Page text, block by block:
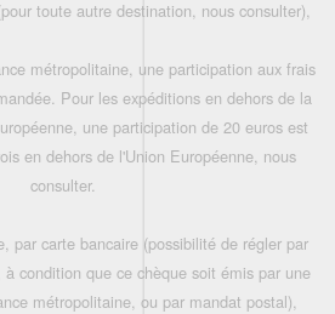
toute autre destination, nous consulter),
métropolitaine, une participation aux frais
Pour les expéditions en dehors de la
une participation de 20 euros est
en dehors de l'Union Européenne, nous
consulter.
par carte bancaire (possibilité de régler par
condition que ce chèque soit émis par une
métropolitaine, ou par mandat postal),